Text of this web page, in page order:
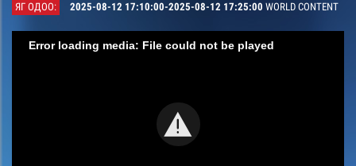
ЯГ ОДОО: 2025-08-12 17:10:00-2025-08-12 17:25:00 WORLD CONTENT
Error loading media: File could not be played